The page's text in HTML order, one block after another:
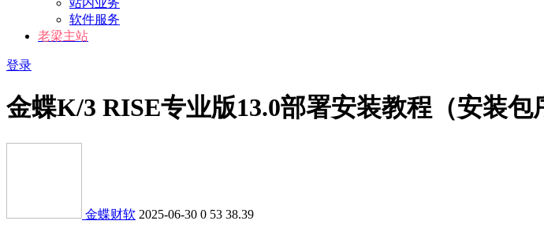
站内业务
软件服务
老梁主站
登录
金蝶K/3 RISE专业版13.0部署安装教程（安装包
金蝶财软 2025-06-30 0 53 38.39